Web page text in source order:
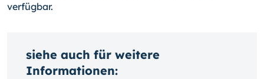
verfügbar.
siehe auch für weitere
Informationen: